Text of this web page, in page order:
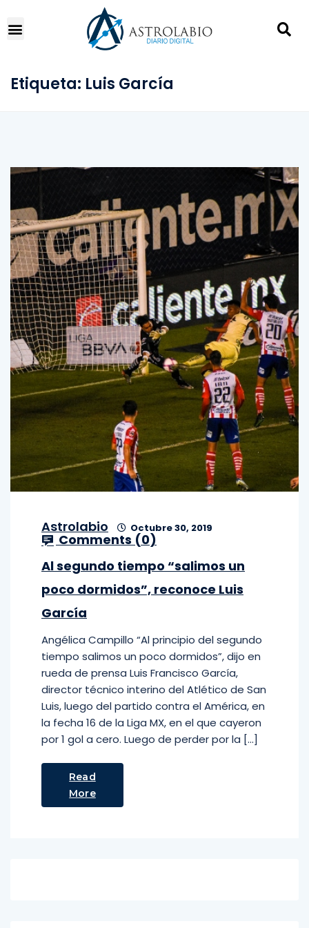
Etiqueta: Luis García
Astrolabio Octubre 30, 2019
Comments (0)
Al segundo tiempo “salimos un
poco dormidos”, reconoce Luis
García
Angélica Campillo “Al principio del segundo
tiempo salimos un poco dormidos”, dijo en
rueda de prensa Luis Francisco García,
director técnico interino del Atlético de San
Luis, luego del partido contra el América, en
la fecha 16 de la Liga MX, en el que cayeron
por 1 gol a cero. Luego de perder por la […]
Read
More